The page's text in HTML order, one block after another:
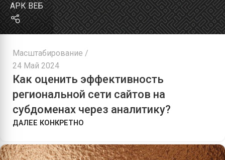
АРК ВЕБ
Масштабирование
24 Май 2024
Как оценить эффективность
региональной сети сайтов на
субдоменах через аналитику?
ДАЛЕЕ КОНКРЕТНО